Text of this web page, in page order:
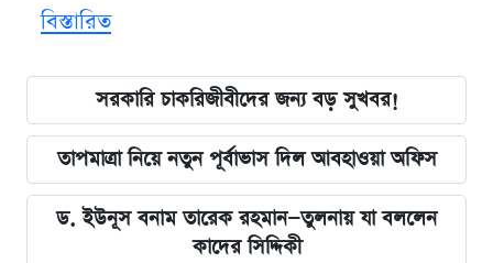
বিস্তারিত
সরকারি চাকরিজীবীদের জন্য বড় সুখবর!
তাপমাত্রা নিয়ে নতুন পূর্বাভাস দিল আবহাওয়া অফিস
ড. ইউনূস বনাম তারেক রহমান—তুলনায় যা বললেন
কাদের সিদ্দিকী